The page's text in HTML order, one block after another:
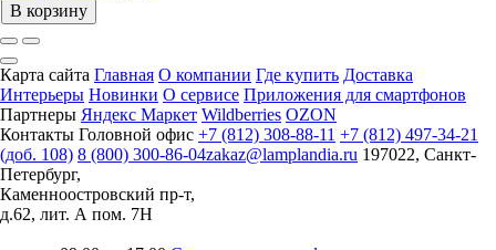
В корзину
Карта сайта Главная О компании Где купить Доставка
Интерьеры Новинки О сервисе Приложения для смартфонов
Партнеры Яндекс Маркет Wildberries OZON
Контакты Головной офис +7 (812) 308-88-11 +7 (812) 497-34-21
(доб. 108) 8 (800) 300-86-04zakaz@lamplandia.ru 197022, Санкт-
Петербург,
Каменноостровский пр-т,
д.62, лит. А пом. 7Н